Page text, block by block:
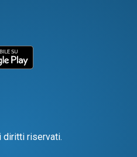
diritti riservati.